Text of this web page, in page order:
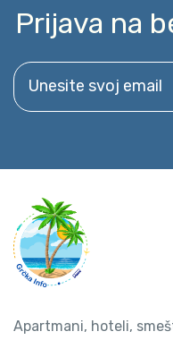
Prijava na
Unesite svoj email
Apartmani, hoteli,